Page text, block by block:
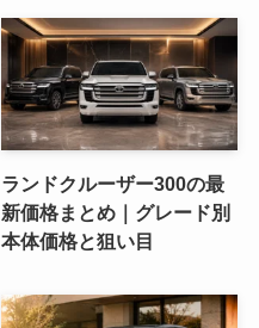
ランドクルーザー300の最
新価格まとめ｜グレード別
本体価格と狙い目